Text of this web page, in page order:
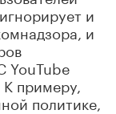
и
и
YouTube
примеру,
политике,